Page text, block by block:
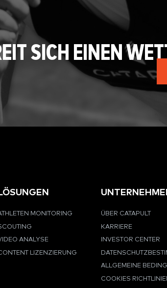
SICH EINEN
MONITORING
ANALYSE
LIZENZIERUNG
ÜBER CATAPULT
KARRIERE
INVESTOR CENTER
ALLGEMEINE
COOKIES